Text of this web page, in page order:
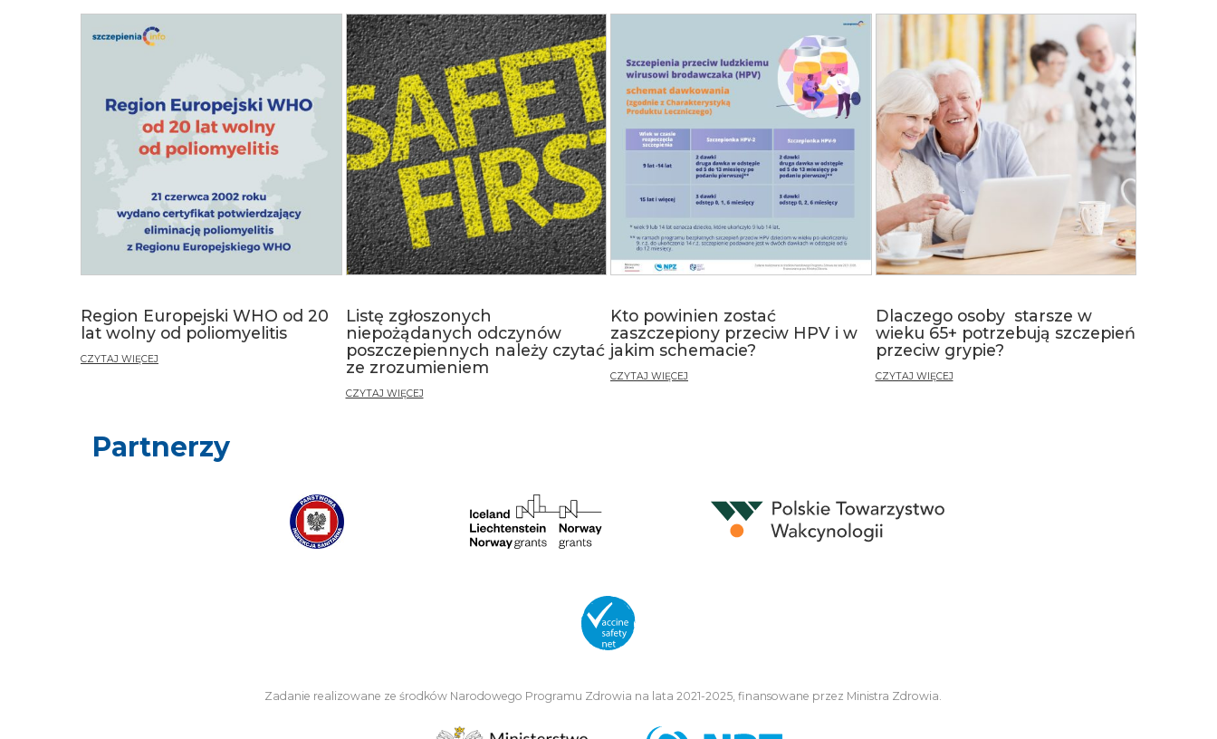
Region Europejski WHO od 20
lat wolny od poliomyelitis
CZYTAJ WIĘCEJ
Listę zgłoszonych
niepożądanych odczynów
poszczepiennych należy czytać
ze zrozumieniem
CZYTAJ WIĘCEJ
Kto powinien zostać
zaszczepiony przeciw HPV i w
jakim schemacie?
CZYTAJ WIĘCEJ
Dlaczego osoby starsze w
wieku 65+ potrzebują szczepień
przeciw grypie?
CZYTAJ WIĘCEJ
Partnerzy
Zadanie realizowane ze środków Narodowego Programu Zdrowia na lata 2021-2025, finansowane przez Ministra Zdrowia.